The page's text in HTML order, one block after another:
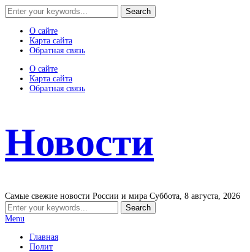
О сайте
Карта сайта
Обратная связь
О сайте
Карта сайта
Обратная связь
Новости
Самые свежие новости России и мира Суббота, 8 августа, 2026
Menu
Главная
Полит